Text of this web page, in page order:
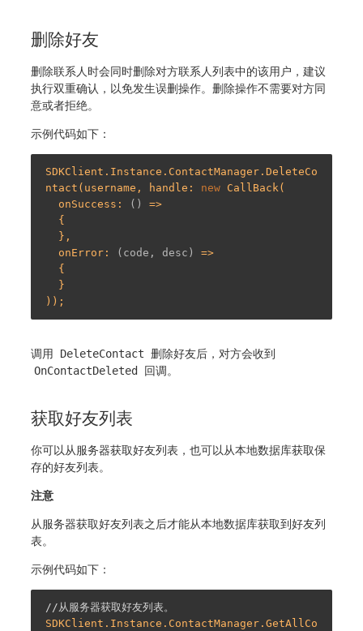
删除好友
删除联系人时会同时删除对方联系人列表中的该用户，建议
执行双重确认，以免发生误删操作。删除操作不需要对方同
意或者拒绝。
示例代码如下：
SDKClient.Instance.ContactManager.DeleteCo
ntact(username, handle: new CallBack(
  onSuccess:
()
=>
  onError:
(code, desc)
=>
调用 DeleteContact 删除好友后，对方会收到
OnContactDeleted
回调。
获取好友列表
你可以从服务器获取好友列表，也可以从本地数据库获取保
存的好友列表。
注意
从服务器获取好友列表之后才能从本地数据库获取到好友列
表。
示例代码如下：
//从服务器获取好友列表。
SDKClient.Instance.ContactManager.GetAllCo